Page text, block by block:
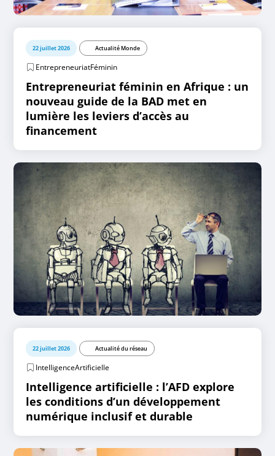
22 juillet 2026 Actualité Monde
EntrepreneuriatFéminin
Entrepreneuriat féminin en Afrique : un
nouveau guide de la BAD met en
lumière les leviers d’accès au
financement
22 juillet 2026 Actualité du réseau
IntelligenceArtificielle
Intelligence artificielle : l’AFD explore
les conditions d’un développement
numérique inclusif et durable